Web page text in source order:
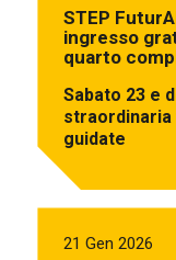
STEP
ingresso
quarto
Sabato 23 e
straordinaria
guidate
21 Gen 2026